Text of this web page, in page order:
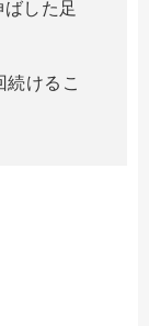
した足
けるこ